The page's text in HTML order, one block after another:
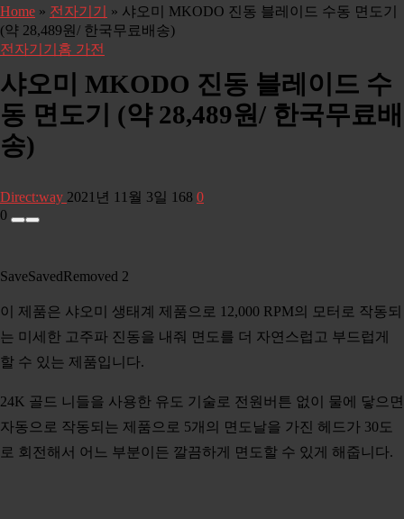
Home » 전자기기 » 샤오미 MKODO 진동 블레이드 수동 면도기
(약 28,489원/ 한국무료배송)
전자기기 홈 가전
샤오미 MKODO 진동 블레이드 수
동 면도기 (약 28,489원/ 한국무료배
송)
Direct:way 2021년 11월 3일 168 0
0
SaveSavedRemoved 2
이 제품은 샤오미 생태계 제품으로 12,000 RPM의 모터로 작동되
는 미세한 고주파 진동을 내줘 면도를 더 자연스럽고 부드럽게
할 수 있는 제품입니다.
24K 골드 니들을 사용한 유도 기술로 전원버튼 없이 물에 닿으면
자동으로 작동되는 제품으로 5개의 면도날을 가진 헤드가 30도
로 회전해서 어느 부분이든 깔끔하게 면도할 수 있게 해줍니다.